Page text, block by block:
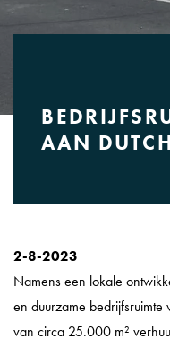
AAN
2-8-2023
Namens een lokale
en duurzame
van circa 25.000 m²